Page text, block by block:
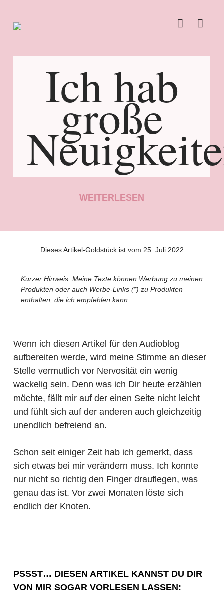
Ich hab
große
WEITERLESEN
Dieses Artikel-Goldstück ist vom 25. Juli 2022
Kurzer Hinweis: Meine Texte können Werbung zu meinen
Produkten oder auch Werbe-Links (*) zu Produkten
enthalten, die ich empfehlen kann.
Wenn ich diesen Artikel für den Audioblog
aufbereiten werde, wird meine Stimme an dieser
Stelle vermutlich vor Nervosität ein wenig
wackelig sein. Denn was ich Dir heute erzählen
möchte, fällt mir auf der einen Seite nicht leicht
und fühlt sich auf der anderen auch gleichzeitig
unendlich befreiend an.
Schon seit einiger Zeit hab ich gemerkt, dass
sich etwas bei mir verändern muss. Ich konnte
nur nicht so richtig den Finger drauflegen, was
genau das ist. Vor zwei Monaten löste sich
endlich der Knoten.
PSSST… DIESEN ARTIKEL KANNST DU DIR
VON MIR SOGAR VORLESEN LASSEN: